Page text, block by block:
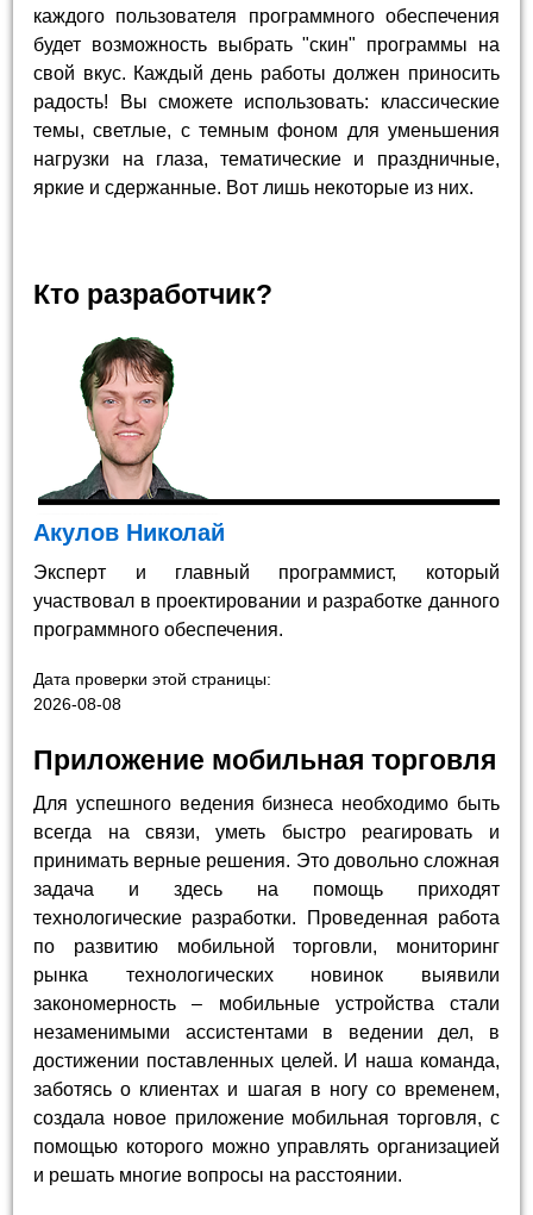
каждого пользователя программного обеспечения
будет возможность выбрать "скин" программы на
свой вкус. Каждый день работы должен приносить
радость! Вы сможете использовать: классические
темы, светлые, с темным фоном для уменьшения
нагрузки на глаза, тематические и праздничные,
яркие и сдержанные. Вот лишь некоторые из них.
Кто разработчик?
Акулов Николай
Эксперт и главный программист, который
участвовал в проектировании и разработке данного
программного обеспечения.
Дата проверки этой страницы:
2026-08-08
Приложение мобильная торговля
Для успешного ведения бизнеса необходимо быть
всегда на связи, уметь быстро реагировать и
принимать верные решения. Это довольно сложная
задача и здесь на помощь приходят
технологические разработки. Проведенная работа
по развитию мобильной торговли, мониторинг
рынка технологических новинок выявили
закономерность – мобильные устройства стали
незаменимыми ассистентами в ведении дел, в
достижении поставленных целей. И наша команда,
заботясь о клиентах и шагая в ногу со временем,
создала новое приложение мобильная торговля, с
помощью которого можно управлять организацией
и решать многие вопросы на расстоянии.